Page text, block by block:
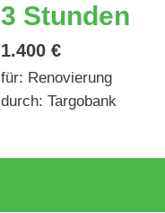
3 Stunden
1.400 €
für: Renovierung
durch: Targobank